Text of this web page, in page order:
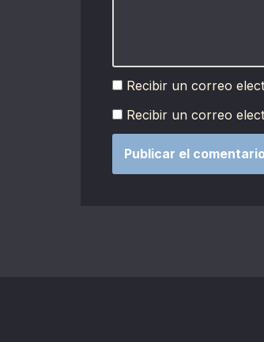
Recibir un correo
Recibir un correo